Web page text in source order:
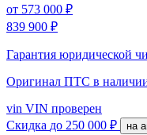
от 573 000 ₽
839 900 ₽
Гарантия юридической
Оригинал ПТС в
vin VIN проверен
Скидка до 250 000 ₽